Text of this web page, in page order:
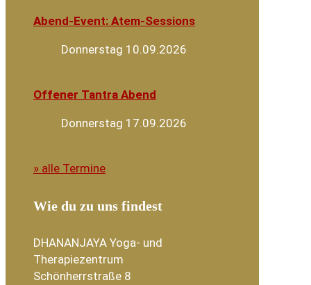
Abend-Event: Atem-Sessions
Donnerstag 10.09.2026
Offener Tantra Abend
Donnerstag 17.09.2026
» alle Termine
Wie du zu uns findest
DHANANJAYA Yoga- und
Therapiezentrum
Schönherrstraße 8